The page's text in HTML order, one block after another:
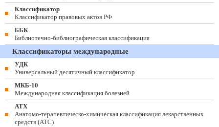
Классификатор
Классификатор правовых актов РФ
ББК
Библиотечно-библиографическая классификация
Классификаторы международные
УДК
Универсальный десятичный классификатор
МКБ-10
Международная классификация болезней
АТХ
Анатомо-терапевтическо-химическая классификация лекарственных
средств (ATC)